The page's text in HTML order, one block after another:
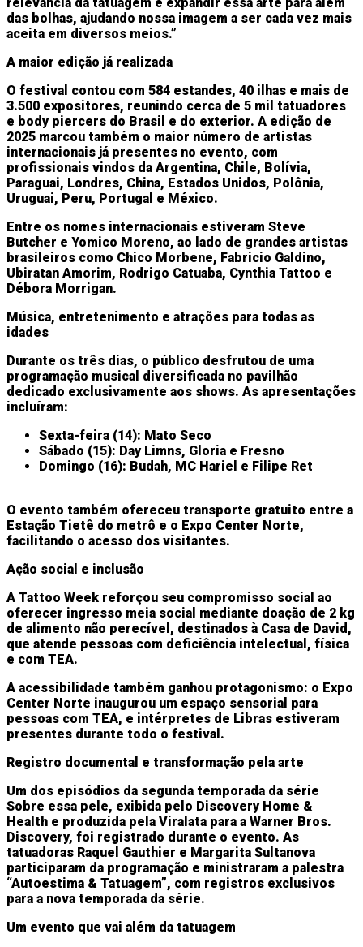
das bolhas, ajudando nossa imagem a ser cada vez mais
aceita em diversos meios.”
A maior edição já realizada
O festival contou com 584 estandes, 40 ilhas e mais de
3.500 expositores, reunindo cerca de 5 mil tatuadores
e body piercers do Brasil e do exterior. A edição de
2025 marcou também o maior número de artistas
internacionais já presentes no evento, com
profissionais vindos da Argentina, Chile, Bolívia,
Paraguai, Londres, China, Estados Unidos, Polônia,
Uruguai, Peru, Portugal e México.
Entre os nomes internacionais estiveram Steve
Butcher e Yomico Moreno, ao lado de grandes artistas
brasileiros como Chico Morbene, Fabricio Galdino,
Ubiratan Amorim, Rodrigo Catuaba, Cynthia Tattoo e
Débora Morrigan.
Música, entretenimento e atrações para todas as
idades
Durante os três dias, o público desfrutou de uma
programação musical diversificada no pavilhão
dedicado exclusivamente aos shows. As apresentações
incluíram:
Sexta-feira (14): Mato Seco
Sábado (15): Day Limns, Gloria e Fresno
Domingo (16): Budah, MC Hariel e Filipe Ret
O evento também ofereceu transporte gratuito entre a
Estação Tietê do metrô e o Expo Center Norte,
facilitando o acesso dos visitantes.
Ação social e inclusão
A Tattoo Week reforçou seu compromisso social ao
oferecer ingresso meia social mediante doação de 2 kg
de alimento não perecível, destinados à Casa de David,
que atende pessoas com deficiência intelectual, física
e com TEA.
A acessibilidade também ganhou protagonismo: o Expo
Center Norte inaugurou um espaço sensorial para
pessoas com TEA, e intérpretes de Libras estiveram
presentes durante todo o festival.
Registro documental e transformação pela arte
Um dos episódios da segunda temporada da série
Sobre essa pele, exibida pelo Discovery Home &
Health e produzida pela Viralata para a Warner Bros.
Discovery, foi registrado durante o evento. As
tatuadoras Raquel Gauthier e Margarita Sultanova
participaram da programação e ministraram a palestra
“Autoestima & Tatuagem”, com registros exclusivos
para a nova temporada da série.
Um evento que vai além da tatuagem